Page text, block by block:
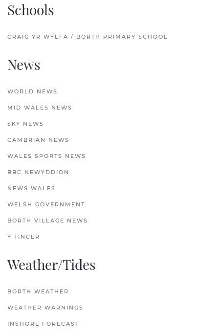
Schools
CRAIG YR WYLFA / BORTH PRIMARY SCHOOL
News
WORLD NEWS
MID WALES NEWS
SKY NEWS
CAMBRIAN NEWS
WALES SPORTS NEWS
BBC NEWYDDION
NEWS WALES
WELSH GOVERNMENT
BORTH VILLAGE NEWS
Y TINCER
Weather/Tides
BORTH WEATHER
WEATHER WARNINGS
INSHORE FORECAST